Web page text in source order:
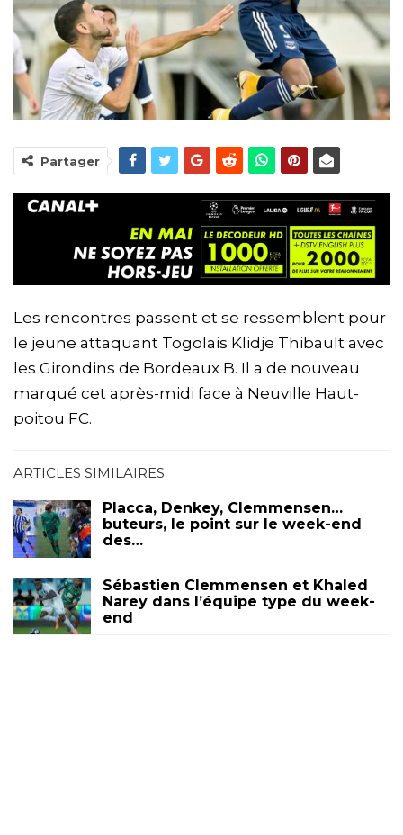
Partager
Les rencontres passent et se ressemblent pour
le jeune attaquant Togolais Klidje Thibault avec
les Girondins de Bordeaux B. Il a de nouveau
marqué cet après-midi face à Neuville Haut-
poitou FC.
ARTICLES SIMILAIRES
Placca, Denkey, Clemmensen…
buteurs, le point sur le week-end
des…
Sébastien Clemmensen et Khaled
Narey dans l’équipe type du week-
end